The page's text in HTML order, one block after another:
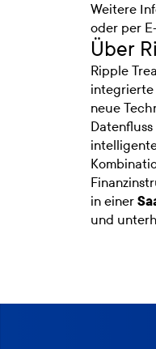
Weitere
oder per
Über
Ripple
integrierte
neue
in einer
und